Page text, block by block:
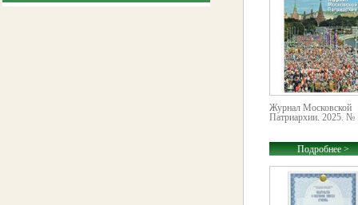
Журнал Московской
Патриархии. 2025. №
Подробнее >